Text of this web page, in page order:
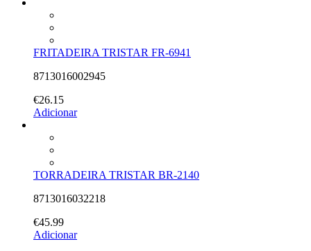
FRITADEIRA TRISTAR FR-6941
8713016002945
€26.15
Adicionar
TORRADEIRA TRISTAR BR-2140
8713016032218
€45.99
Adicionar